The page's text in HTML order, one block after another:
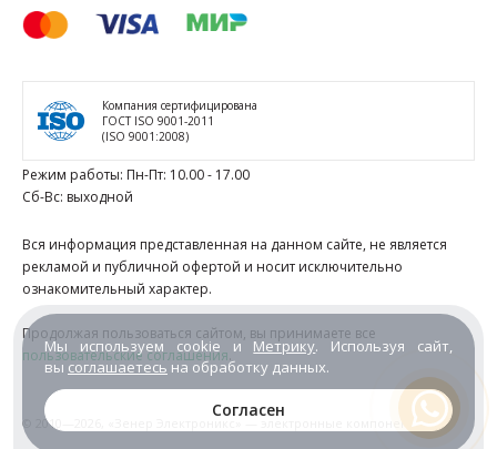
Мы используем cookie и Метрику. Используя сайт,
высоглашаетесьна обработку данных.
Согласен
Компания сертифицирована
ГОСТ ISO 9001-2011
(ISO 9001:2008)
Режим работы: Пн-Пт: 10.00 - 17.00
Сб-Вс: выходной
Вся информация представленная на данном сайте, не является
рекламой и публичной офертой и носит исключительно
ознакомительный характер.
Продолжая пользоваться сайтом, вы принимаете все
пользовательские соглашения.
© 2010—2026, «Зенер Электроникс» — электронные компоненты